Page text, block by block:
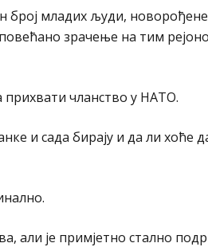
младих људи, новорођене
зрачење на тим
прихвати чланство у НАТО.
и сада бирају и да ли хоће
али је примјетно стално